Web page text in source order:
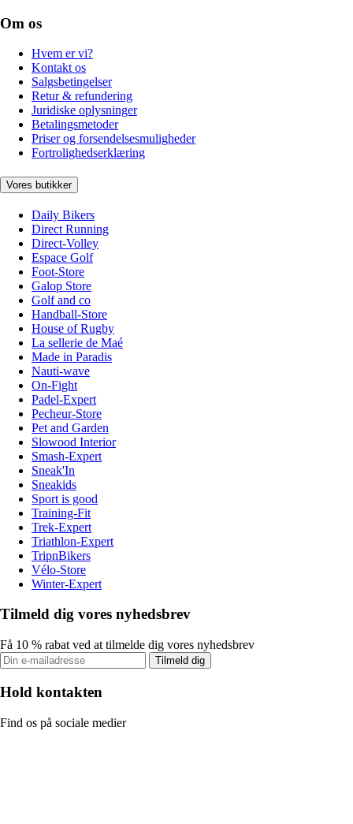
Om os
Hvem er vi?
Kontakt os
Salgsbetingelser
Retur & refundering
Juridiske oplysninger
Betalingsmetoder
Priser og forsendelsesmuligheder
Fortrolighedserklæring
Vores butikker
Daily Bikers
Direct Running
Direct-Volley
Espace Golf
Foot-Store
Galop Store
Golf and co
Handball-Store
House of Rugby
La sellerie de Maé
Made in Paradis
Nauti-wave
On-Fight
Padel-Expert
Pecheur-Store
Pet and Garden
Slowood Interior
Smash-Expert
Sneak'In
Sneakids
Sport is good
Training-Fit
Trek-Expert
Triathlon-Expert
TripnBikers
Vélo-Store
Winter-Expert
Tilmeld dig vores nyhedsbrev
Få 10 % rabat ved at tilmelde dig vores nyhedsbrev
Tilmeld dig
Hold kontakten
Find os på sociale medier